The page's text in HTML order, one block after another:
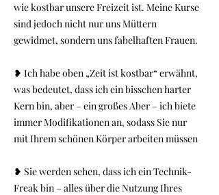
wie kostbar unsere Freizeit ist. Meine Kurse
sind jedoch nicht nur uns Müttern
gewidmet, sondern uns fabelhaften Frauen.
❥ Ich habe oben „Zeit ist kostbar“ erwähnt,
was bedeutet, dass ich ein bisschen harter
Kern bin, aber – ein großes Aber – ich biete
immer Modifikationen an, sodass Sie nur
mit Ihrem schönen Körper arbeiten müssen
❥ Sie werden sehen, dass ich ein Technik-
Freak bin – alles über die Nutzung Ihres